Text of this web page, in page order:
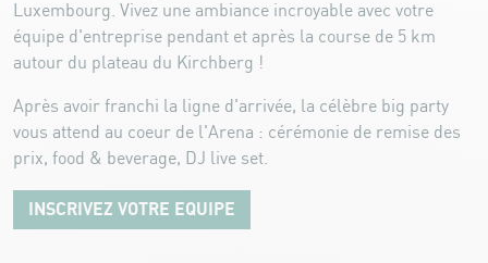
Luxembourg. Vivez une ambiance incroyable avec votre
équipe d'entreprise pendant et après la course de 5 km
autour du plateau du Kirchberg !
Après avoir franchi la ligne d'arrivée, la célèbre big party
vous attend au coeur de l'Arena : cérémonie de remise des
prix, food & beverage, DJ live set.
INSCRIVEZ VOTRE EQUIPE